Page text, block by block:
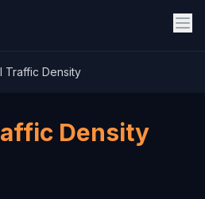
Traffic Density
Density